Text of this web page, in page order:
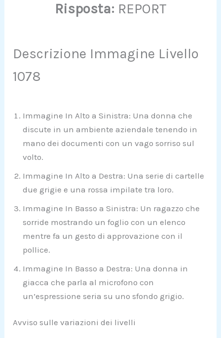
Risposta: REPORT
Descrizione Immagine Livello
1078
Immagine In Alto a Sinistra: Una donna che
discute in un ambiente aziendale tenendo in
mano dei documenti con un vago sorriso sul
volto.
Immagine In Alto a Destra: Una serie di cartelle
due grigie e una rossa impilate tra loro.
Immagine In Basso a Sinistra: Un ragazzo che
sorride mostrando un foglio con un elenco
mentre fa un gesto di approvazione con il
pollice.
Immagine In Basso a Destra: Una donna in
giacca che parla al microfono con
un’espressione seria su uno sfondo grigio.
Avviso sulle variazioni dei livelli